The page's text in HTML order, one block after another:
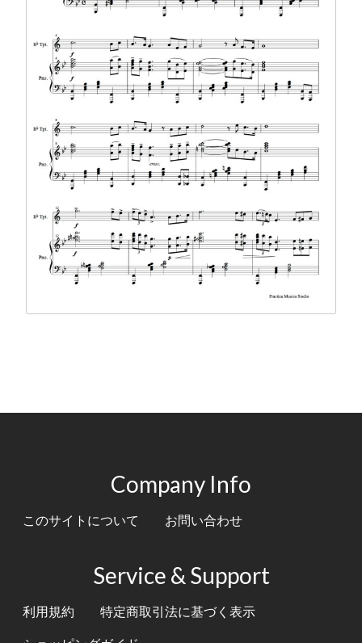
Company Info
このサイトについて お問い合わせ
Service & Support
利用規約 特定商取引法に基づく表示